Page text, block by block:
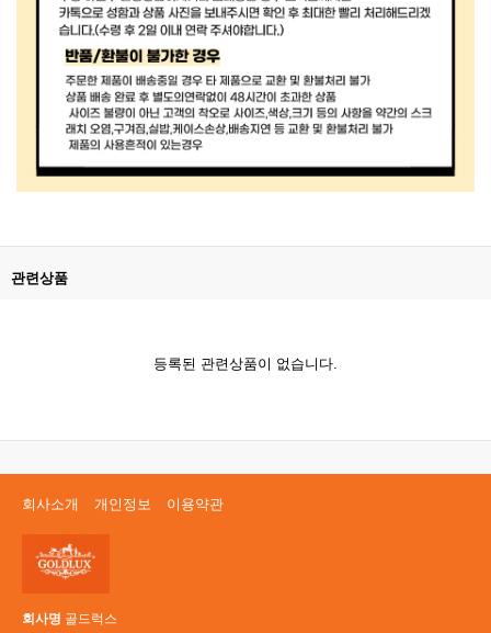
관련상품
등록된 관련상품이 없습니다.
회사소개 개인정보 이용약관
회사명 골드럭스